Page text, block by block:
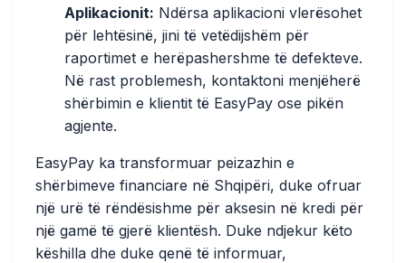
Aplikacionit: Ndërsa aplikacioni vlerësohet
për lehtësinë, jini të vetëdijshëm për
raportimet e herëpashershme të defekteve.
Në rast problemesh, kontaktoni menjëherë
shërbimin e klientit të EasyPay ose pikën
agjente.
EasyPay ka transformuar peizazhin e
shërbimeve financiare në Shqipëri, duke ofruar
një urë të rëndësishme për aksesin në kredi për
një gamë të gjerë klientësh. Duke ndjekur këto
këshilla dhe duke qenë të informuar,